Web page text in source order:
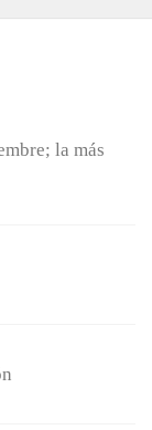
la más